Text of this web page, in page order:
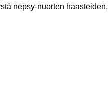
nepsy-nuorten haasteiden,